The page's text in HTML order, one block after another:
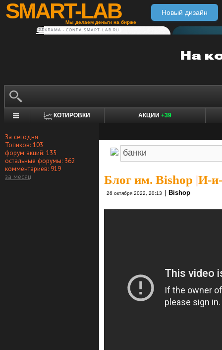
SMART-LAB
Мы делаем деньги на бирже
Новый дизайн
РЕКЛАМА • CONFA.SMART-LAB.RU
КОТИРОВКИ АКЦИИ +39
За сегодня
Топиков: 103
форум акций: 135
остальные форумы: 362
комментариев: 919
за месяц
Блог им. Bishop |И-
26 октября 2022, 20:13 Bishop